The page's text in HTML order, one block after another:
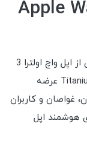
Apple
Apple Watch Ultra 3 Milanese Loop نسخه‌ای از اپل واچ اولترا 3
است که همراه با بند فلزی Titanium Milanese Loop عرضه
غواصان و کاربران
هوشمند اپل